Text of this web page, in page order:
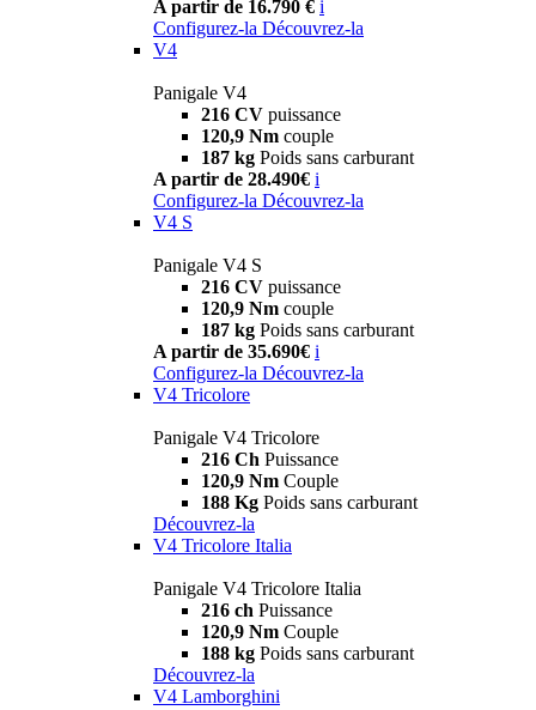
A partir de 16.790 € i
Configurez-la Découvrez-la
V4
Panigale V4
216 CV puissance
120,9 Nm couple
187 kg Poids sans carburant
A partir de 28.490€ i
Configurez-la Découvrez-la
V4 S
Panigale V4 S
216 CV puissance
120,9 Nm couple
187 kg Poids sans carburant
A partir de 35.690€ i
Configurez-la Découvrez-la
V4 Tricolore
Panigale V4 Tricolore
216 Ch Puissance
120,9 Nm Couple
188 Kg Poids sans carburant
Découvrez-la
V4 Tricolore Italia
Panigale V4 Tricolore Italia
216 ch Puissance
120,9 Nm Couple
188 kg Poids sans carburant
Découvrez-la
V4 Lamborghini